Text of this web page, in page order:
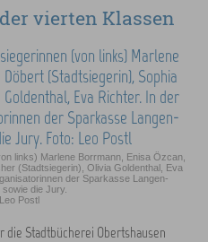
vierten Klassen
links) Marlene Borrmann, Enisa Özcan,
(Stadtsiegerin), Olivia Goldenthal, Eva
der Sparkasse Langen-
die Jury.
Postl
Stadtbücherei Obertshausen